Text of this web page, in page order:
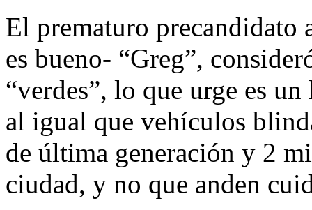
El prematuro precandidato
es bueno- “Greg”,
“verdes”, lo que urge es
al igual que vehículos
de última generación y 2
ciudad, y no que anden